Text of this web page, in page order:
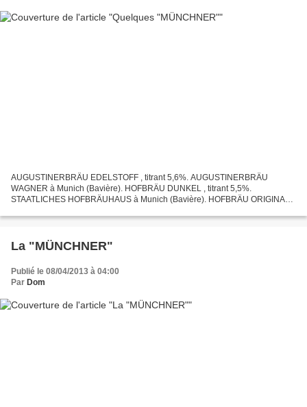
AUGUSTINERBRÄU EDELSTOFF , titrant 5,6%. AUGUSTINERBRÄU
WAGNER à Munich (Bavière). HOFBRÄU DUNKEL , titrant 5,5%.
STAATLICHES HOFBRÄUHAUS à Munich (Bavière). HOFBRÄU ORIGINAL ,
SCHWARZE...
La "MÜNCHNER"
Publié le 08/04/2013 à 04:00
Par Dom